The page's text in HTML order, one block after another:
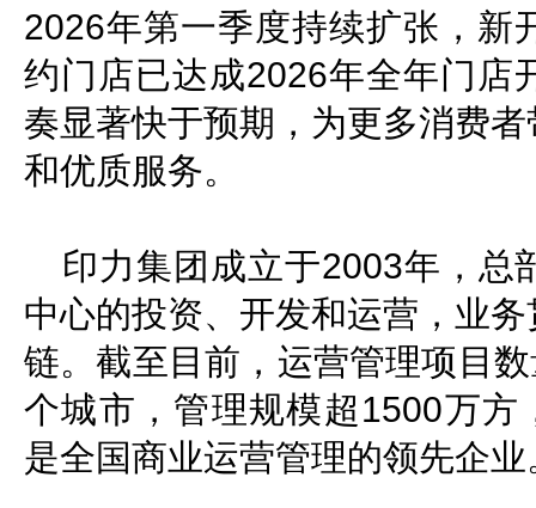
2026年第一季度持续扩张，新
约门店已达成2026年全年门店
奏显著快于预期，为更多消费
和优质服务。
印力集团成立于2003年，总
中心的投资、开发和运营，业
链。截至目前，运营管理项目
个城市，管理规模超1500万方
是全国商业运营管理的领先企业